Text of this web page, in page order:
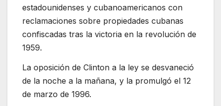
estadounidenses y cubanoamericanos con
reclamaciones sobre propiedades cubanas
confiscadas tras la victoria en la revolución de
1959.
La oposición de Clinton a la ley se desvaneció
de la noche a la mañana, y la promulgó el 12
de marzo de 1996.